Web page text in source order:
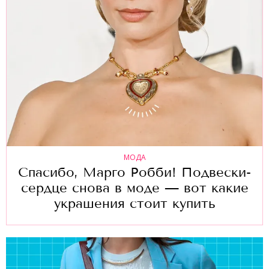
МОДА
Спасибо, Марго Робби! Подвески-
сердце снова в моде — вот какие
украшения стоит купить